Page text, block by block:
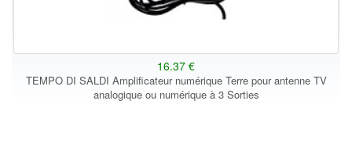
16.37 €
TEMPO DI SALDI Amplificateur numérique Terre pour antenne TV
analogique ou numérique à 3 Sorties